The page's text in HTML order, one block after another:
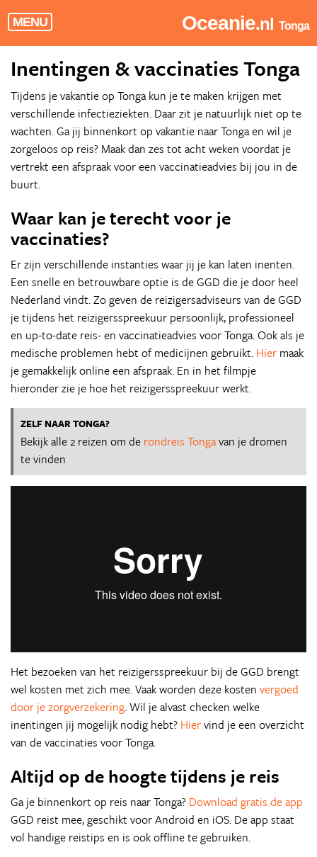
MENU Oceanie.nl Tonga
Inentingen & vaccinaties Tonga
Tijdens je vakantie op Tonga kun je te maken krijgen met
verschillende infectieziekten. Daar zit je natuurlijk niet op te
wachten. Ga jij binnenkort op vakantie naar Tonga en wil je
zorgeloos op reis? Maak dan zes tot acht weken voordat je
vertrekt een afspraak voor een vaccinatieadvies bij jou in de
buurt.
Waar kan je terecht voor je
vaccinaties?
Er zijn verschillende instanties waar jij je kan laten inenten.
Een snelle en betrouwbare optie is de GGD die je door heel
Nederland vindt. Zo geven de reizigersadviseurs van de GGD
je tijdens het reizigersspreekuur persoonlijk, professioneel
en up-to-date reis- en vaccinatieadvies voor Tonga. Ook als je
medische problemen hebt of medicijnen gebruikt. Hier maak
je gemakkelijk online een afspraak. En in het filmpje
hieronder zie je hoe het reizigersspreekuur werkt.
ZELF NAAR TONGA?
Bekijk alle 2 reizen om de rondreis Tongavan je dromen
te vinden
Het bezoeken van het reizigersspreekuur bij de GGD brengt
wel kosten met zich mee. Vaak worden deze kosten vergoed
door je zorgverzekering. Wil je alvast checken welke
inentingen jij mogelijk nodig hebt? Hiervind je een overzicht
van de vaccinaties voor Tonga.
Altijd op de hoogte tijdens je reis
Ga je binnenkort op reis naar Tonga? Download gratis de app
GGD reist mee, geschikt voor Android en iOS. De app staat
vol handige reistips en is ook offline te gebruiken.